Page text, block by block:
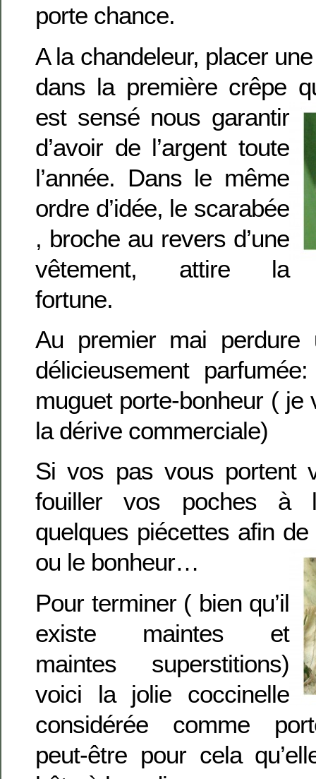
porte chance.
A la chandeleur, placer
dans la première crêpe
est sensé nous garantir
d’avoir de l’argent toute
l’année. Dans le même
ordre d’idée, le scarabée
, broche au revers d’une
vêtement, attire la
fortune.
Au premier mai perdure
délicieusement
muguet porte-bonheur ( je
la dérive commerciale)
Si vos pas vous portent
fouiller vos poches à
quelques piécettes afin
ou le bonheur…
Pour terminer ( bien qu’il
existe maintes et
maintes superstitions)
voici la jolie coccinelle
considérée comme
peut-être pour cela